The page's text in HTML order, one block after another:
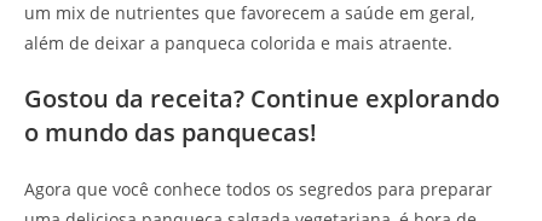
um mix de nutrientes que favorecem a saúde em geral,
além de deixar a panqueca colorida e mais atraente.
Gostou da receita? Continue explorando
o mundo das panquecas!
Agora que você conhece todos os segredos para preparar